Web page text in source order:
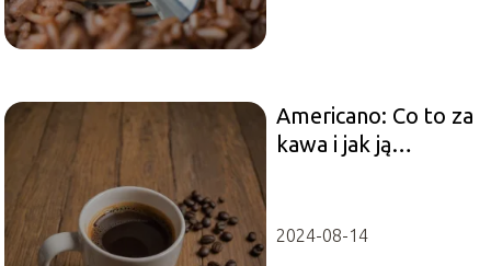
Americano: Co to za
kawa i jak ją
2024-08-14